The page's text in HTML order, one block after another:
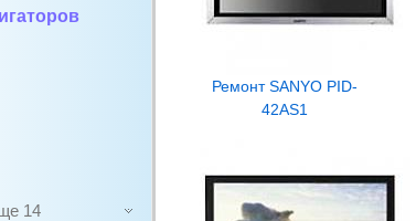
14
Ремонт SANYO PID-
42AS1